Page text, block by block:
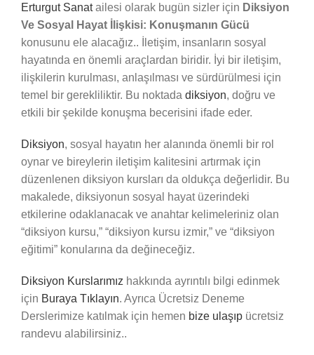
Erturgut Sanatailesi olarak bugün sizler için Diksiyon
Ve Sosyal Hayat İlişkisi: Konuşmanın Gücü
konusunu ele alacağız.. İletişim, insanların sosyal
hayatında en önemli araçlardan biridir. İyi bir iletişim,
ilişkilerin kurulması, anlaşılması ve sürdürülmesi için
temel bir gerekliliktir. Bu noktada diksiyon, doğru ve
etkili bir şekilde konuşma becerisini ifade eder.
Diksiyon, sosyal hayatın her alanında önemli bir rol
oynar ve bireylerin iletişim kalitesini artırmak için
düzenlenen diksiyon kursları da oldukça değerlidir. Bu
makalede, diksiyonun sosyal hayat üzerindeki
etkilerine odaklanacak ve anahtar kelimeleriniz olan
“diksiyon kursu,” “diksiyon kursu izmir,” ve “diksiyon
eğitimi” konularına da değineceğiz.
Diksiyon Kurslarımız hakkında ayrıntılı bilgi edinmek
için Buraya Tıklayın. Ayrıca Ücretsiz Deneme
Derslerimize katılmak için hemen bize ulaşıpücretsiz
randevu alabilirsiniz..